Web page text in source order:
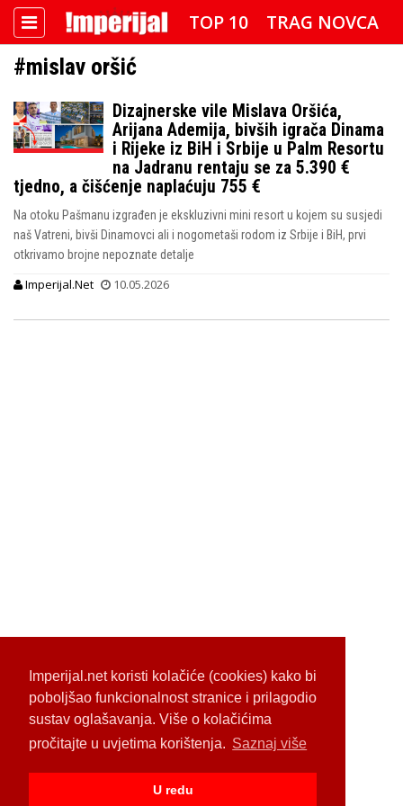
Imperijal.net koristi kolačiće (cookies) kako bi
poboljšao funkcionalnost stranice i prilagodio
sustav oglašavanja. Više o kolačićima
pročitajte u uvjetima korištenja. Saznaj više
U redu
TOP 10
TRAG NOVCA
DETEKTOR
FOTO SPECIJAL
IMPERIJAL VIDEO
RADAR
IMPERIJAL & FREETIME
IMPERIJALOVE POZNATE FACE
#mislav oršić
Dizajnerske vile Mislava Oršića,
Arijana Ademija, bivših igrača Dinama
i Rijeke iz BiH i Srbije u Palm Resortu
na Jadranu rentaju se za 5.390 €
tjedno, a čišćenje naplaćuju 755 €
Na otoku Pašmanu izgrađen je ekskluzivni mini resort u kojem su susjedi
naš Vatreni, bivši Dinamovci ali i nogometaši rodom iz Srbije i BiH, prvi
otkrivamo brojne nepoznate detalje
Imperijal.Net 10.05.2026